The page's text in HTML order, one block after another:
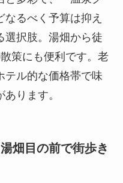
るべく予算は抑え
選択肢。湯畑から徒
策にも便利です。老
テル的な価格帯で味
ります。
畑目の前で街歩き